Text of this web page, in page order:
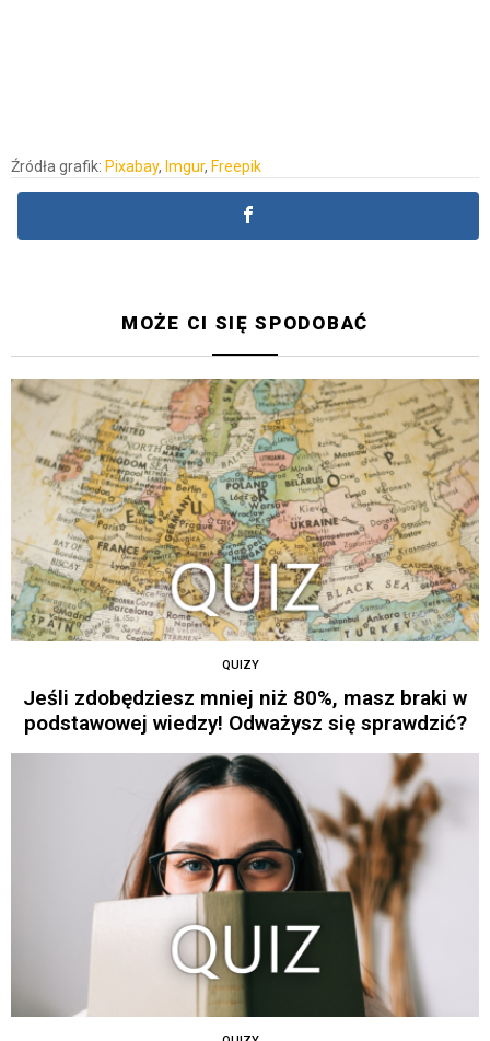
Źródła grafik: Pixabay, Imgur, Freepik
MOŻE CI SIĘ SPODOBAĆ
QUIZY
Jeśli zdobędziesz mniej niż 80%, masz braki w
podstawowej wiedzy! Odważysz się sprawdzić?